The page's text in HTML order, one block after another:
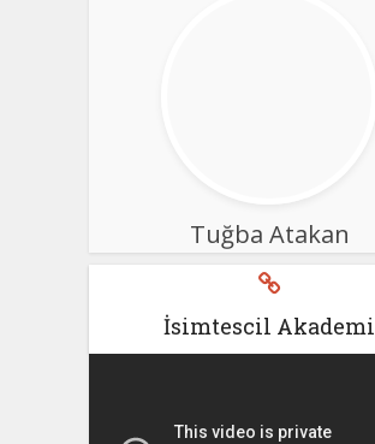
Tuğba Atakan
İsimtescil Akademi